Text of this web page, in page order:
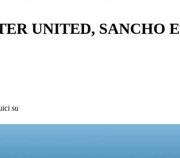
UNITED, SANCHO
su